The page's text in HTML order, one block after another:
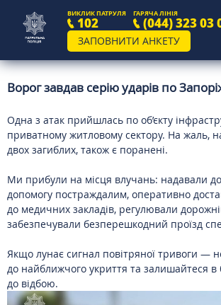
ВИКЛИК ПАТРУЛЯ
102
ГАРЯЧА ЛІНІЯ
(044) 323 03
ЗАПОВНИТИ АНКЕТУ
Ворог завдав серію ударів по
Одна з атак прийшлась по об’єкту
приватному житловому сектору. На жаль,
двох загиблих, також є поранені.
Ми прибули на місця влучань: надавали
допомогу постраждалим, оперативно
до медичних закладів, регулювали
забезпечували безперешкодний проїзд
Якщо лунає сигнал повітряної тривоги —
до найближчого укриття та залишайтеся в
до відбою.